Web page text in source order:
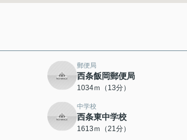
郵便局
西条飯岡郵便局
1034ｍ（13分）
中学校
西条東中学校
1613ｍ（21分）